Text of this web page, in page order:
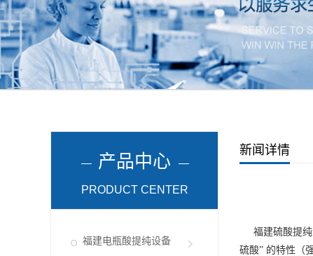
产品中心
PRODUCT CENTER
福建电瓶酸提纯设备
新闻详情
福建硫酸提
硫酸” 的特性（